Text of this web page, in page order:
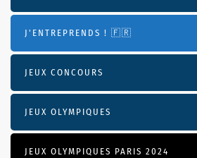
J'ENTREPRENDS ! 🇫🇷
JEUX CONCOURS
JEUX OLYMPIQUES
JEUX OLYMPIQUES PARIS 2024